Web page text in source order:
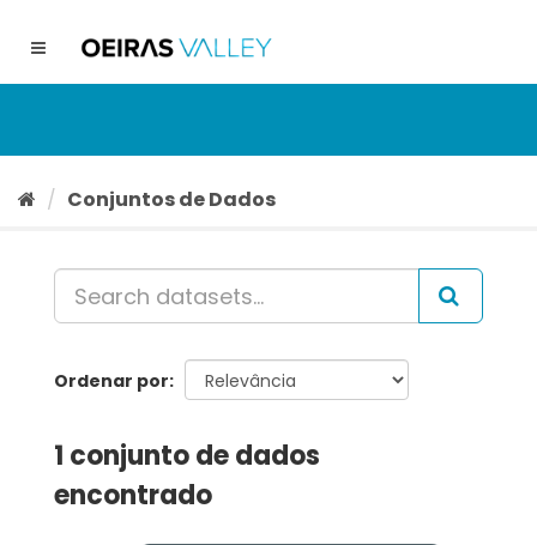
conteúdo
Toggle
Conjuntos de Dados
Ordenar por
1 conjunto de dados
encontrado